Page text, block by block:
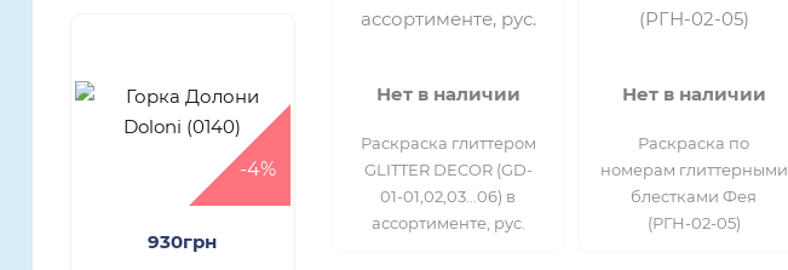
-4%
930грн
Нет в наличии
Раскраска глиттером
GLITTER DECOR (GD-
01-01,02,03...06) в
ассортименте, рус.
Нет в наличии
Раскраска по
номерам глиттерными
блестками Фея
(РГН-02-05)